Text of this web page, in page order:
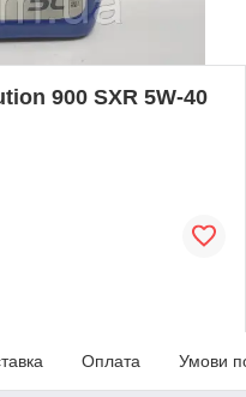
900 SXR 5W-40
Оплата Умови